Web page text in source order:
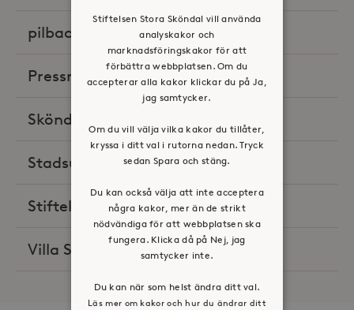
pilbacken
Pressreleaser(58)
Sköndals husläkarmottagning
Stadsutveckling(8)
Stiftelsen Stora Sköndal(2)
Villa Skönviken(1)
Stiftelsen Stora Sköndal vill använda
analyskakor och
marknadsföringskakor för att
förbättra webbplatsen. Om du
accepterar alla kakor klickar du på Ja,
jag samtycker.
Om du vill välja vilka kakor du tillåter,
kryssa i ditt val i rutorna nedan. Tryck
sedan Spara och stäng.
Du kan också välja att inte acceptera
några kakor, mer än de strikt
nödvändiga för att webbplatsen ska
fungera. Klicka då på Nej, jag
samtycker inte.
Du kan när som helst ändra ditt val.
Läs mer om kakor och hur du ändrar ditt